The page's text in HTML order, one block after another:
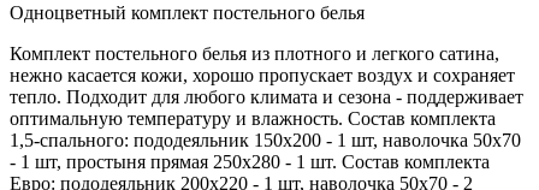
Одноцветный комплект постельного белья
Комплект постельного белья из плотного и легкого сатина,
нежно касается кожи, хорошо пропускает воздух и сохраняет
тепло. Подходит для любого климата и сезона - поддерживает
оптимальную температуру и влажность. Состав комплекта
1,5-спального: пододеяльник 150х200 - 1 шт, наволочка 50х70
- 1 шт, простыня прямая 250х280 - 1 шт. Состав комплекта
Евро: пододеяльник 200х220 - 1 шт, наволочка 50х70 - 2